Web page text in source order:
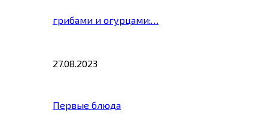
грибами и огурцами:…
27.08.2023
Первые блюда